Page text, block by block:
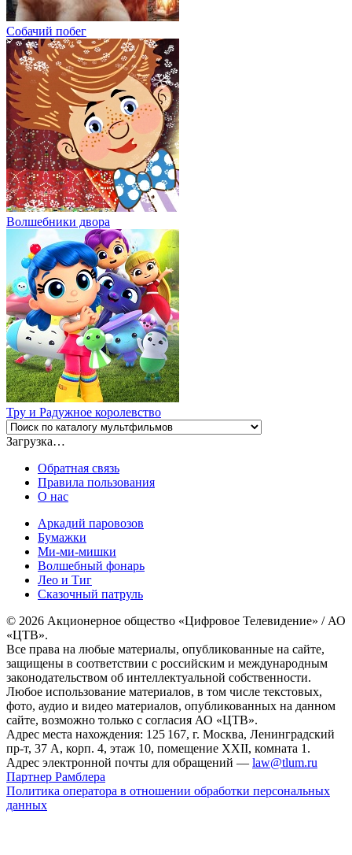
Собачий побег
Волшебники двора
Тру и Радужное королевство
Загрузка…
Обратная связь
Правила пользования
О нас
Аркадий паровозов
Бумажки
Ми-ми-мишки
Волшебный фонарь
Лео и Тиг
Сказочный патруль
© 2026 Акционерное общество «Цифровое Телевидение» / АО
«ЦТВ».
Все права на любые материалы, опубликованные на сайте,
защищены в соответствии с российским и международным
законодательством об интеллектуальной собственности.
Любое использование материалов, в том числе текстовых,
фото, аудио и видео материалов, опубликованных на данном
сайте, возможно только с согласия АО «ЦТВ».
Адрес места нахождения: 125 167, г. Москва, Ленинградский
пр-т, 37 А, корп. 4, этаж 10, помещение XXII, комната 1.
Адрес электронной почты для обращений — law@tlum.ru
Партнер Рамблера
Политика оператора в отношении обработки персональных
данных